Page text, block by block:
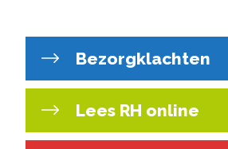
Bezorgklachten
Lees RH online